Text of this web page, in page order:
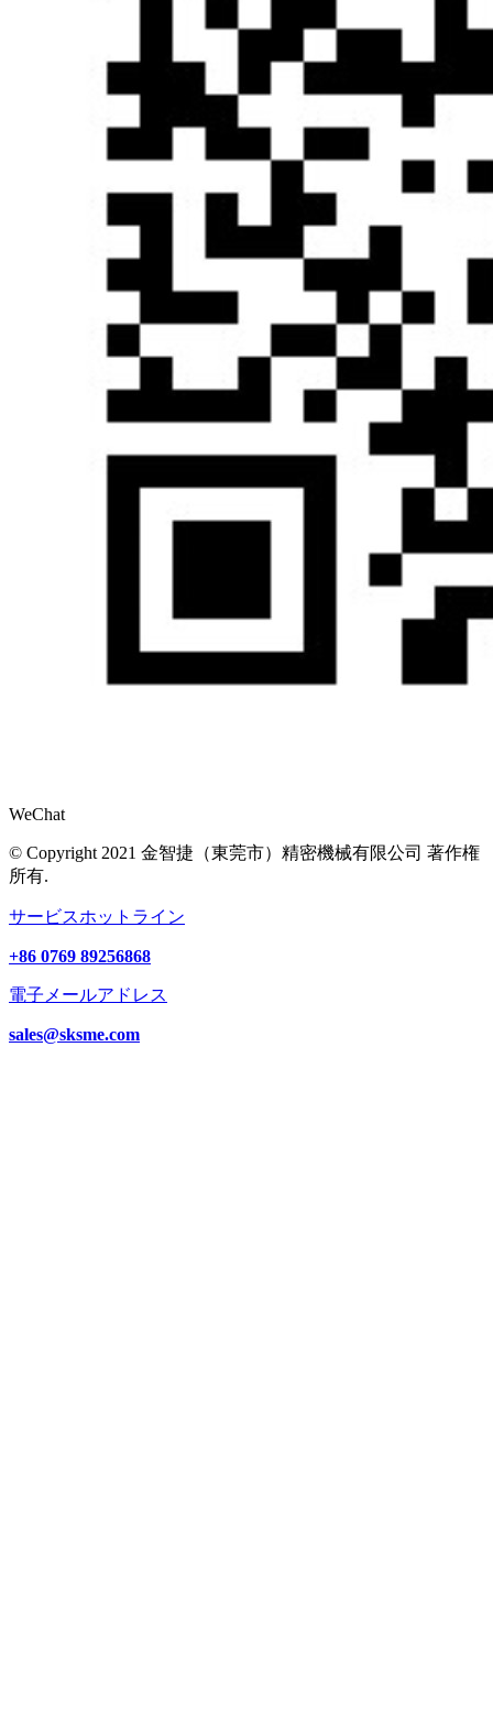
WeChat
© Copyright 2021 金智捷（東莞市）精密機械有限公司 著作権
所有.
サービスホットライン
+86 0769 89256868
電子メールアドレス
sales@sksme.com